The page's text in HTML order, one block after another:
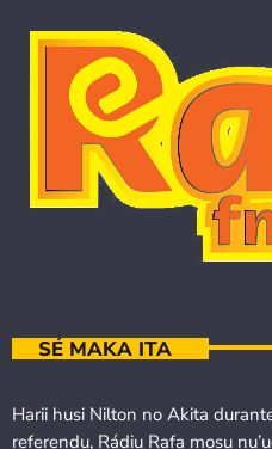
SÉ MAKA ITA
Harii husi Nilton no Akita
referendu, Rádiu Rafa mosu